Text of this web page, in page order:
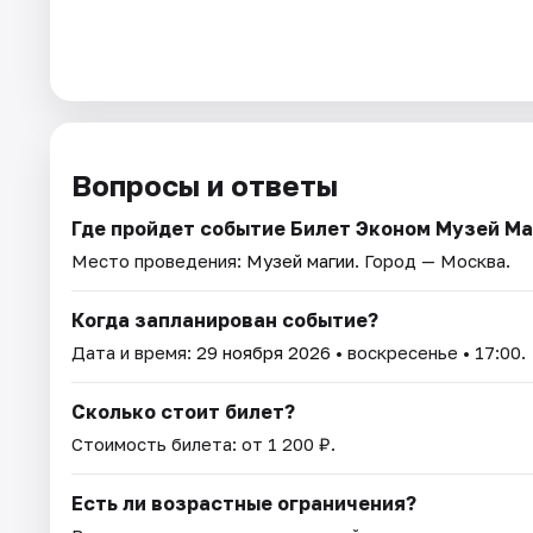
Вопросы и ответы
Где пройдет событие Билет Эконом Музей
Место проведения: Музей магии. Город — Москва.
Когда запланирован событие?
Дата и время: 29 ноября 2026 • воскресенье • 17:00.
Сколько стоит билет?
Стоимость билета: от 1 200 ₽.
Есть ли возрастные ограничения?